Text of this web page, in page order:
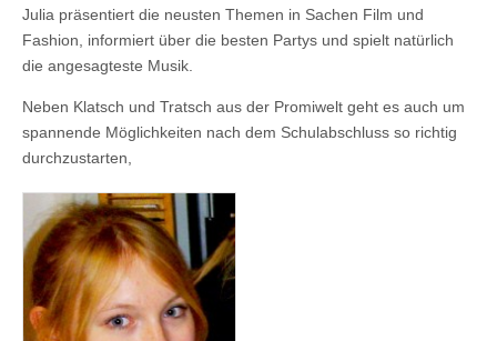
Julia präsentiert die neusten Themen in Sachen Film und
Fashion, informiert über die besten Partys und spielt natürlich
die angesagteste Musik.
Neben Klatsch und Tratsch aus der Promiwelt geht es auch um
spannende Möglichkeiten nach dem Schulabschluss so richtig
durchzustarten,